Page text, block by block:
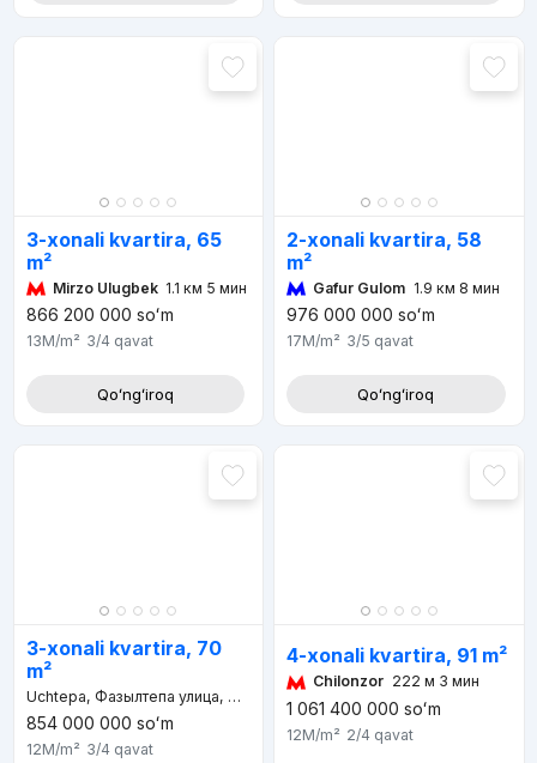
3-xonali kvartira, 65
m²
Mirzo Ulugbek 1.1 км 5 мин
866 200 000 soʻm
13M/m² 3/4 qavat
Qoʻngʻiroq
2-xonali kvartira, 58
m²
Gafur Gulom 1.9 км 8 мин
976 000 000 soʻm
17M/m² 3/5 qavat
Qoʻngʻiroq
3-xonali kvartira, 70
m²
Uchtepa, Фазылтепа улица, Детский сад №455, Чиланзар 21
854 000 000 soʻm
12M/m² 3/4 qavat
4-xonali kvartira, 91 m²
Chilonzor 222 м 3 мин
1 061 400 000 soʻm
12M/m² 2/4 qavat